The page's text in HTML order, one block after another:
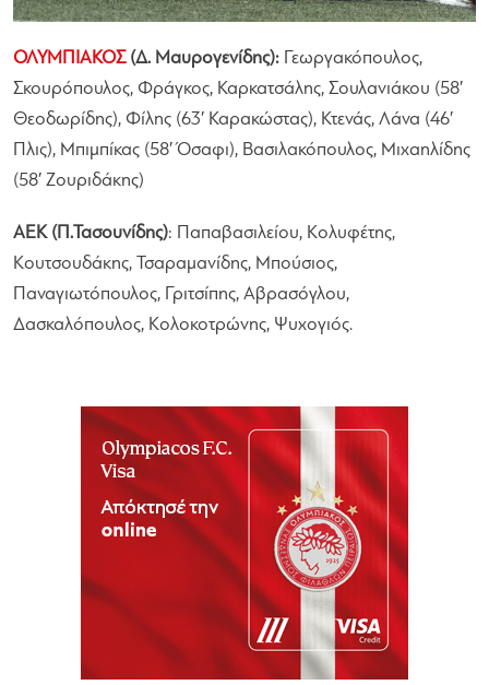
ΟΛΥΜΠΙΑΚΟΣ(Δ. Μαυρογενίδης): Γεωργακόπουλος,
Σκουρόπουλος, Φράγκος, Καρκατσάλης, Σουλανιάκου (58′
Θεοδωρίδης), Φίλης (63′ Καρακώστας), Κτενάς, Λάνα (46′
Πλις), Μπιμπίκας (58′ Όσαφι), Βασιλακόπουλος, Μιχαηλίδης
(58′ Ζουριδάκης)
ΑΕΚ (Π.Τασουνίδης): Παπαβασιλείου, Κολυφέτης,
Κουτσουδάκης, Τσαραμανίδης, Μπούσιος,
Παναγιωτόπουλος, Γριτσίπης, Αβρασόγλου,
Δασκαλόπουλος, Κολοκοτρώνης, Ψυχογιός.